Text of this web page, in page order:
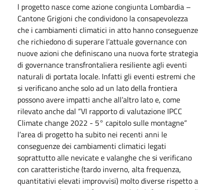
l progetto nasce come azione congiunta Lombardia –
Cantone Grigioni che condividono la consapevolezza
che i cambiamenti climatici in atto hanno conseguenze
che richiedono di superare l’attuale governance con
nuove azioni che definiscano una nuova forte strategia
di governance transfrontaliera resiliente agli eventi
naturali di portata locale. Infatti gli eventi estremi che
si verificano anche solo ad un lato della frontiera
possono avere impatti anche all’altro lato e, come
rilevato anche dal “VI rapporto di valutazione IPCC
Climate change 2022 - 5° capitolo sulle montagne“
l’area di progetto ha subito nei recenti anni le
conseguenze dei cambiamenti climatici legati
soprattutto alle nevicate e valanghe che si verificano
con caratteristiche (tardo inverno, alta frequenza,
quantitativi elevati improvvisi) molto diverse rispetto a